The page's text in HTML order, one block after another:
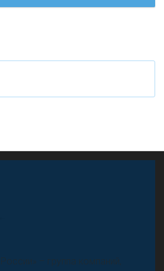
деньгами при цифровом
– группа компаний,